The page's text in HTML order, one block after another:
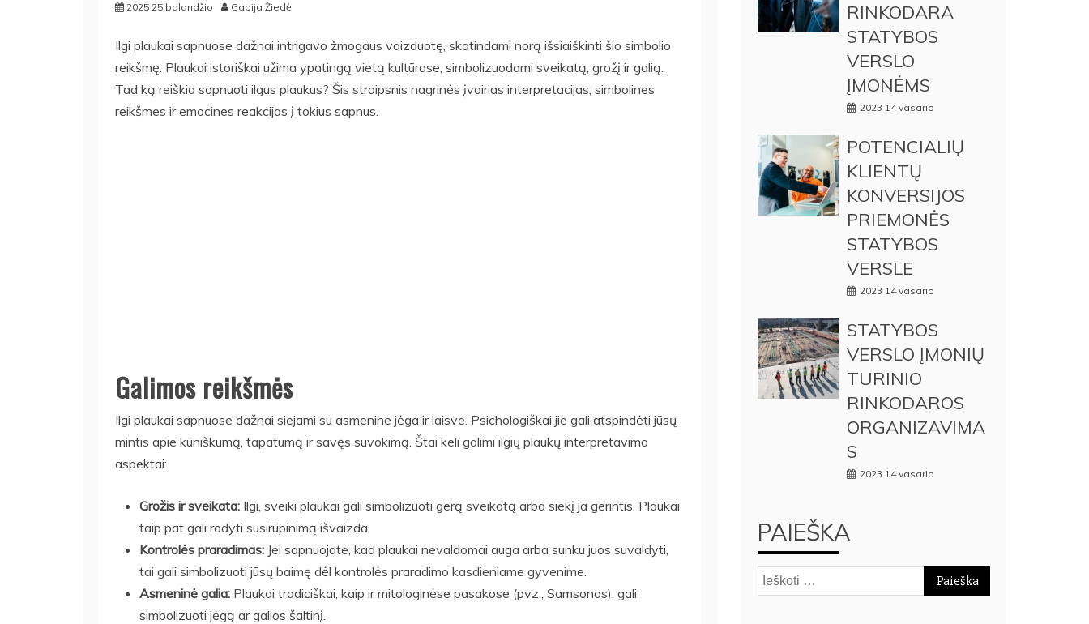
2025 25 balandžio Gabija Žiedė
Ilgi plaukai sapnuose dažnai intrigavo žmogaus vaizduotę, skatindami norą išsiaiškinti šio simbolio
reikšmę. Plaukai istoriškai užima ypatingą vietą kultūrose, simbolizuodami sveikatą, grožį ir galią.
Tad ką reiškia sapnuoti ilgus plaukus? Šis straipsnis nagrinės įvairias interpretacijas, simbolines
reikšmes ir emocines reakcijas į tokius sapnus.
Galimos reikšmės
Ilgi plaukai sapnuose dažnai siejami su asmenine jėga ir laisve. Psichologiškai jie gali atspindėti jūsų
mintis apie kūniškumą, tapatumą ir savęs suvokimą. Štai keli galimi ilgių plaukų interpretavimo
aspektai:
Grožis ir sveikata: Ilgi, sveiki plaukai gali simbolizuoti gerą sveikatą arba siekį ja gerintis. Plaukai
taip pat gali rodyti susirūpinimą išvaizda.
Kontrolės praradimas: Jei sapnuojate, kad plaukai nevaldomai auga arba sunku juos suvaldyti,
tai gali simbolizuoti jūsų baimę dėl kontrolės praradimo kasdieniame gyvenime.
Asmeninė galia: Plaukai tradiciškai, kaip ir mitologinėse pasakose (pvz., Samsonas), gali
simbolizuoti jėgą ar galios šaltinį.
RINKODARA
STATYBOS
VERSLO
ĮMONĖMS
2023 14 vasario
POTENCIALIŲ
KLIENTŲ
KONVERSIJOS
PRIEMONĖS
STATYBOS
VERSLE
2023 14 vasario
STATYBOS
VERSLO ĮMONIŲ
TURINIO
RINKODAROS
ORGANIZAVIMA
S
2023 14 vasario
PAIEŠKA
Ieškoti: